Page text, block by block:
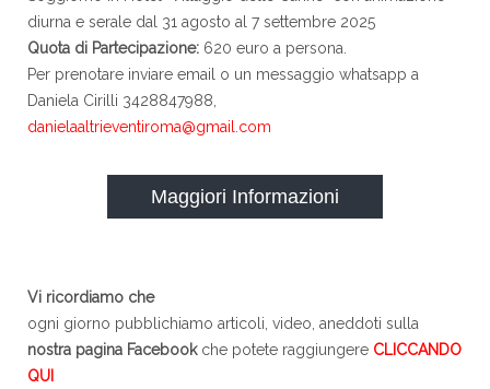
diurna e serale dal 31 agosto al 7 settembre 2025
Quota di Partecipazione: 620 euro a persona.
Per prenotare inviare email o un messaggio whatsapp a
Daniela Cirilli 3428847988,
danielaaltrieventiroma@gmail.com
Maggiori Informazioni
Vi ricordiamo che
ogni giorno pubblichiamo articoli, video, aneddoti sulla
nostra pagina Facebookche potete raggiungere CLICCANDO
QUI